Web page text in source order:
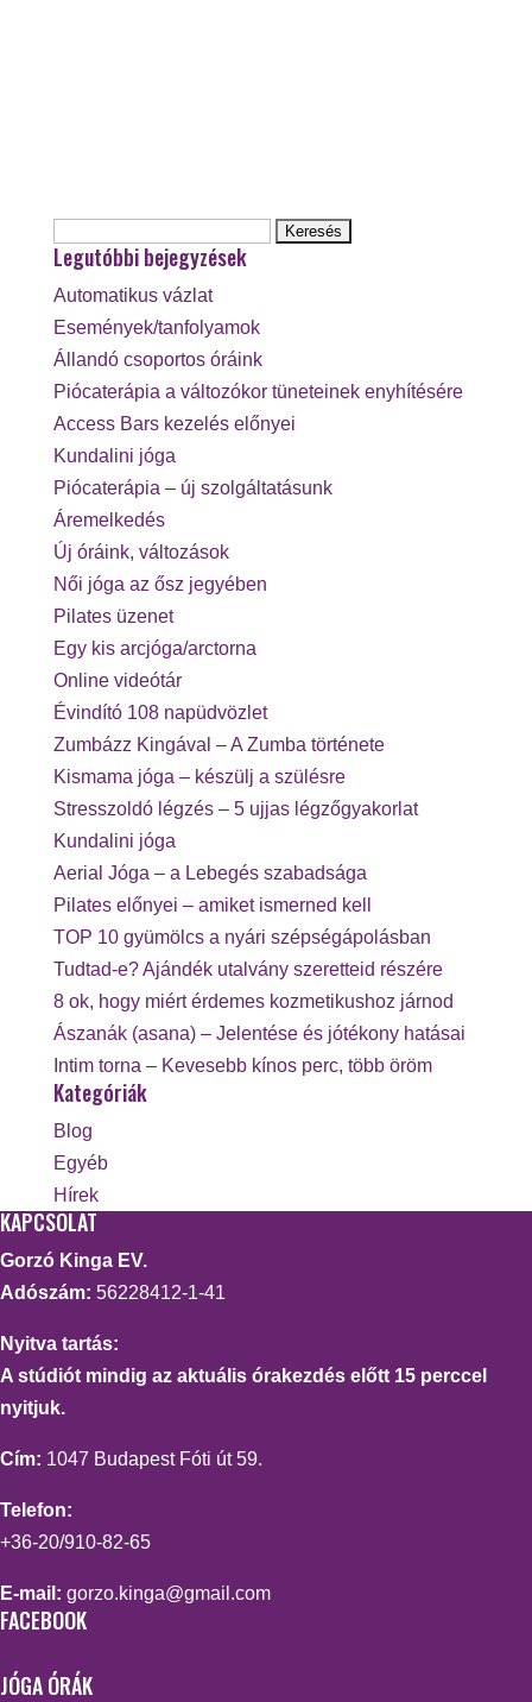
Legutóbbi bejegyzések
Automatikus vázlat
Események/tanfolyamok
Állandó csoportos óráink
Piócaterápia a változókor tüneteinek enyhítésére
Access Bars kezelés előnyei
Kundalini jóga
Piócaterápia – új szolgáltatásunk
Áremelkedés
Új óráink, változások
Női jóga az ősz jegyében
Pilates üzenet
Egy kis arcjóga/arctorna
Online videótár
Évindító 108 napüdvözlet
Zumbázz Kingával – A Zumba története
Kismama jóga – készülj a szülésre
Stresszoldó légzés – 5 ujjas légzőgyakorlat
Kundalini jóga
Aerial Jóga – a Lebegés szabadsága
Pilates előnyei – amiket ismerned kell
TOP 10 gyümölcs a nyári szépségápolásban
Tudtad-e? Ajándék utalvány szeretteid részére
8 ok, hogy miért érdemes kozmetikushoz járnod
Ászanák (asana) – Jelentése és jótékony hatásai
Intim torna – Kevesebb kínos perc, több öröm
Kategóriák
Blog
Egyéb
Hírek
KAPCSOLAT
Gorzó Kinga EV.
Adószám: 56228412-1-41
Nyitva tartás:
A stúdiót mindig az aktuális órakezdés előtt 15 perccel
nyitjuk.
Cím: 1047 Budapest Fóti út 59.
Telefon:
+36-20/910-82-65
E-mail: gorzo.kinga@gmail.com
FACEBOOK
JÓGA ÓRÁK